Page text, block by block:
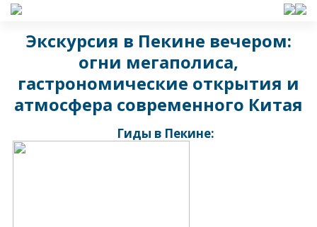
Экскурсия в Пекине вечером:
огни мегаполиса,
гастрономические открытия и
атмосфера современного Китая
Гиды в Пекине: